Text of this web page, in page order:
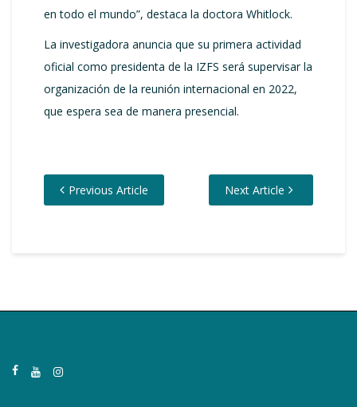
en todo el mundo”, destaca la doctora Whitlock.
La investigadora anuncia que su primera actividad
oficial como presidenta de la IZFS será supervisar la
organización de la reunión internacional en 2022,
que espera sea de manera presencial.
Previous Article Next Article